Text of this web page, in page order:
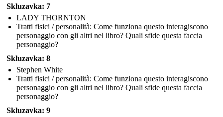
Skluzavka: 7
LADY THORNTON
Tratti fisici / personalità: Come funziona questo interagiscono
personaggio con gli altri nel libro? Quali sfide questa faccia
personaggio?
Skluzavka: 8
Stephen White
Tratti fisici / personalità: Come funziona questo interagiscono
personaggio con gli altri nel libro? Quali sfide questa faccia
personaggio?
Skluzavka: 9